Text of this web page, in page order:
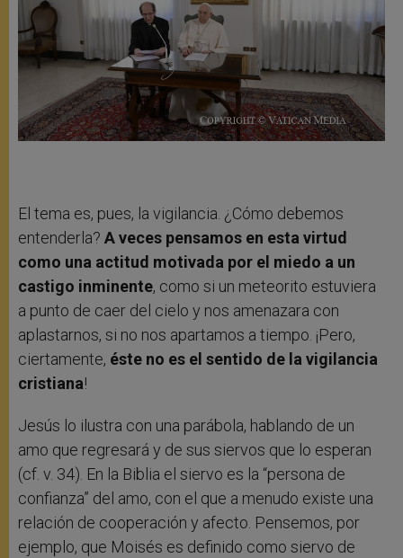
El tema es, pues, la vigilancia. ¿Cómo debemos
entenderla? A veces pensamos en esta virtud
como una actitud motivada por el miedo a un
castigo inminente, como si un meteorito estuviera
a punto de caer del cielo y nos amenazara con
aplastarnos, si no nos apartamos a tiempo. ¡Pero,
ciertamente, éste no es el sentido de la vigilancia
cristiana!
Jesús lo ilustra con una parábola, hablando de un
amo que regresará y de sus siervos que lo esperan
(cf. v. 34). En la Biblia el siervo es la “persona de
confianza” del amo, con el que a menudo existe una
relación de cooperación y afecto. Pensemos, por
ejemplo, que Moisés es definido como siervo de